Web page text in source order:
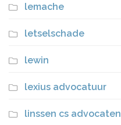
lemache
letselschade
lewin
lexius advocatuur
linssen cs advocaten